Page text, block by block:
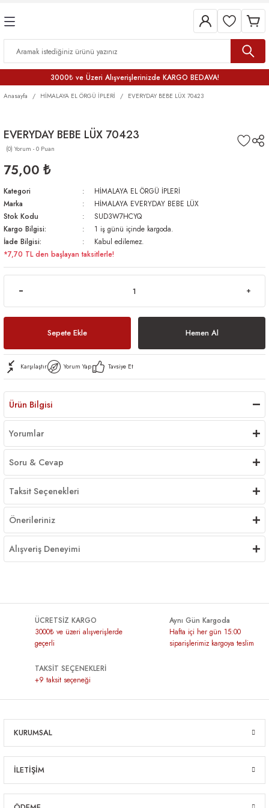
3000₺ ve Üzeri Alışverişlerinizde KARGO BEDAVA!
Anasayfa HİMALAYA EL ÖRGÜ İPLERİ EVERYDAY BEBE LÜX 70423
EVERYDAY BEBE LÜX 70423
(0) Yorum - 0 Puan
75,00 ₺
Kategori
HİMALAYA EL ÖRGÜ İPLERİ
Marka
HİMALAYA EVERYDAY BEBE LÜX
Stok Kodu
SUD3W7HCYQ
Kargo Bilgisi:
1 iş günü içinde kargoda.
İade Bilgisi:
Kabul edilemez.
*7,70 TL den başlayan taksitlerle!
Sepete Ekle Hemen Al
Karşılaştır Yorum Yap Tavsiye Et
Ürün Bilgisi
Yorumlar
Soru & Cevap
Taksit Seçenekleri
Önerileriniz
Alışveriş Deneyimi
ÜCRETSİZ KARGO
3000₺ ve üzeri alışverişlerde
geçerli
Aynı Gün Kargoda
Hafta içi her gün 15:00
siparişlerimiz kargoya teslim
TAKSİT SEÇENEKLERİ
+9 taksit seçeneği
KURUMSAL
İLETİŞİM